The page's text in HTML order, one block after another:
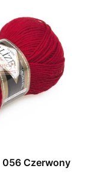
056 Czerwony